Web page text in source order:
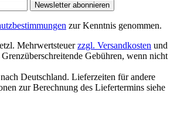
Newsletter abonnieren
zur Kenntnis genommen.
Mehrwertsteuerzzgl. Versandkosten und
Gebühren, wenn nicht
Deutschland. Lieferzeiten für andere
zur Berechnung des Liefertermins siehe